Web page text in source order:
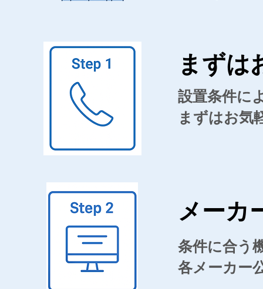
まずは
設置条件に
まずはお気
メーカ
条件に合う
各メーカー